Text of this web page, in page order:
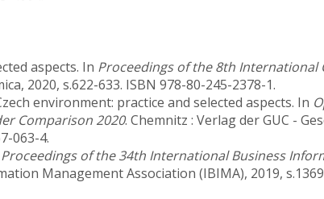
aspects. In Proceedings of the 8th International
2020, s.622-633. ISBN 978-80-245-2378-1.
environment: practice and selected aspects. In
Comparison 2020. Chemnitz : Verlag der GUC -
063-4.
Proceedings of the 34th International Business
Management Association (IBIMA), 2019,